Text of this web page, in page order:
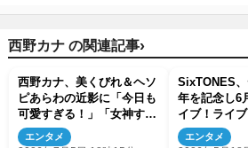
西野カナ の関連記事›
西野カナ、美くびれ＆ヘソ
ピあらわの近影に「今日も
可愛すぎる！」「女神すぎ
ない？」
エンタメ
SixTONES
年を記念し6
イブ！ライ
リーライブ
エンタメ